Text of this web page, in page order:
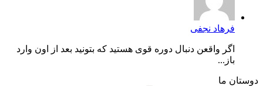
فرهاد نجفی
اگر واقعن دنبال دوره قوی هستید که بتونید بعد از اون وارد
باز...
دوستان ما